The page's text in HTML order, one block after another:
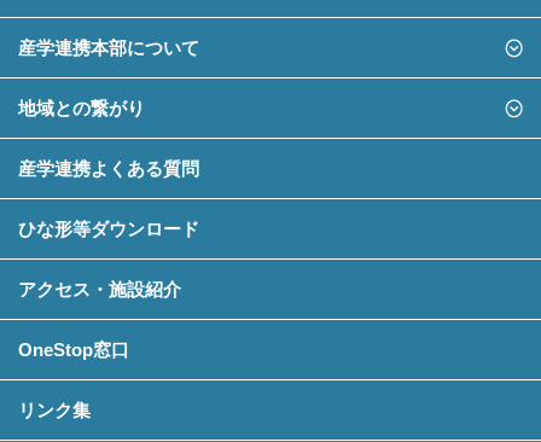
産学連携本部について
地域との繋がり
産学連携よくある質問
ひな形等ダウンロード
アクセス・施設紹介
OneStop窓口
リンク集